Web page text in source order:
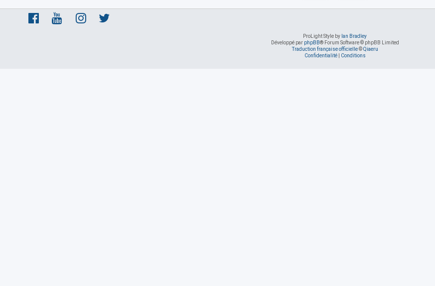
ProLight Style by Ian Bradley
Développé par phpBB® Forum Software © phpBB Limited
Traduction française officielle©Qiaeru
Confidentialité| Conditions